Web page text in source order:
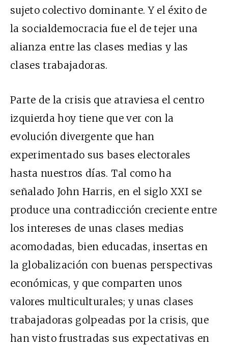
sujeto colectivo dominante. Y el éxito de
la socialdemocracia fue el de tejer una
alianza entre las clases medias y las
clases trabajadoras.
Parte de la crisis que atraviesa el centro
izquierda hoy tiene que ver con la
evolución divergente que han
experimentado sus bases electorales
hasta nuestros días. Tal como ha
señalado John Harris, en el siglo XXI se
produce una contradicción creciente entre
los intereses de unas clases medias
acomodadas, bien educadas, insertas en
la globalización con buenas perspectivas
económicas, y que comparten unos
valores multiculturales; y unas clases
trabajadoras golpeadas por la crisis, que
han visto frustradas sus expectativas en